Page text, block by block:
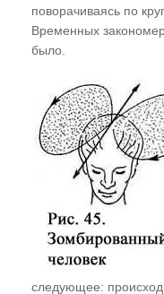
ГЛАВА
вымысел или
Мужчина и
Война без
в Книге Судеб
Мальчик или
сексуальные
Программа
Почему у нас
детородных
поворачиваясь по
Временных
было.
следующее: